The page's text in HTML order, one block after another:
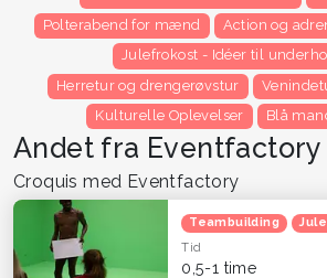
Polterabend for mænd
Action og
Julefrokost - Idéer til
Herretur og drengerøvstur
Kulturelle Oplevelser
Blå
Andet fra Eventfactory
Croquis med Eventfactory
Teambuilding
Tid
0,5-1 time